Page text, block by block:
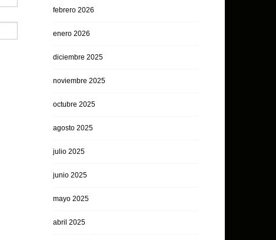
febrero 2026
enero 2026
diciembre 2025
noviembre 2025
octubre 2025
agosto 2025
julio 2025
junio 2025
mayo 2025
abril 2025